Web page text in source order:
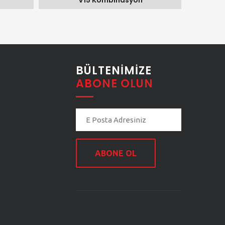
BÜLTENIMIZE
ABONE OLUN
ABONE OL